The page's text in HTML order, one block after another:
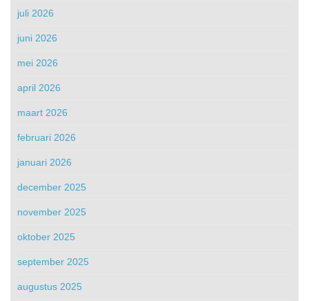
juli 2026
juni 2026
mei 2026
april 2026
maart 2026
februari 2026
januari 2026
december 2025
november 2025
oktober 2025
september 2025
augustus 2025